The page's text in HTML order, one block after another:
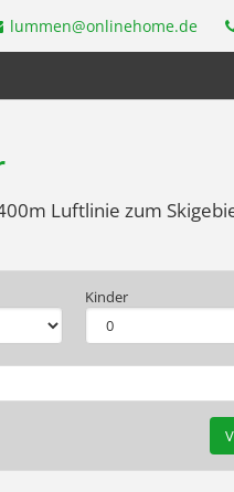
lummen@onlinehome.de
Luftlinie zum
Kinder